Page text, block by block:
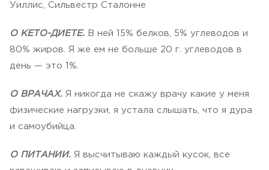
Уиллис, Сильвестр Сталонне
О КЕТО-ДИЕТЕ. В ней 15% белков, 5% углеводов и
80% жиров. Я же ем не больше 20 г. углеводов в
день — это 1%.
О ВРАЧАХ. Я никогда не скажу врачу какие у меня
физические нагрузки, я устала слышать, что я дура
и самоубийца.
О ПИТАНИИ. Я высчитываю каждый кусок, все